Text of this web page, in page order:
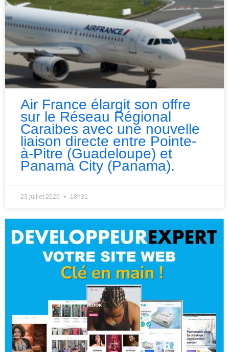
Air France élargit son offre
sur le Réseau Régional
Caraibes avec une nouvelle
liaison directe entre Pointe-
à-Pitre (Guadeloupe) et
Panama City (Panama).
23 juillet 2026 18h31